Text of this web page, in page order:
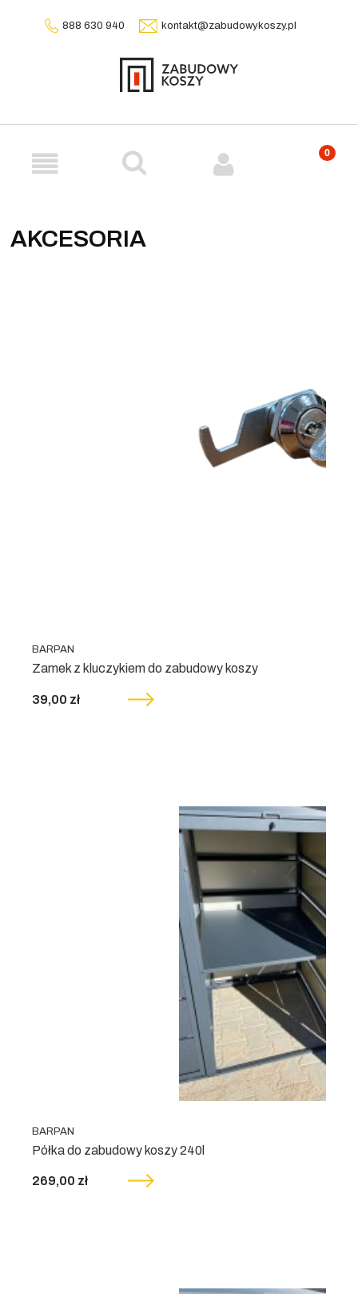
888 630 940 kontakt@zabudowykoszy.pl
AKCESORIA
Zamek z kluczykiem do zabudowy koszy
BARPAN
39,00 zł
Półka do zabudowy koszy 240l
BARPAN
269,00 zł